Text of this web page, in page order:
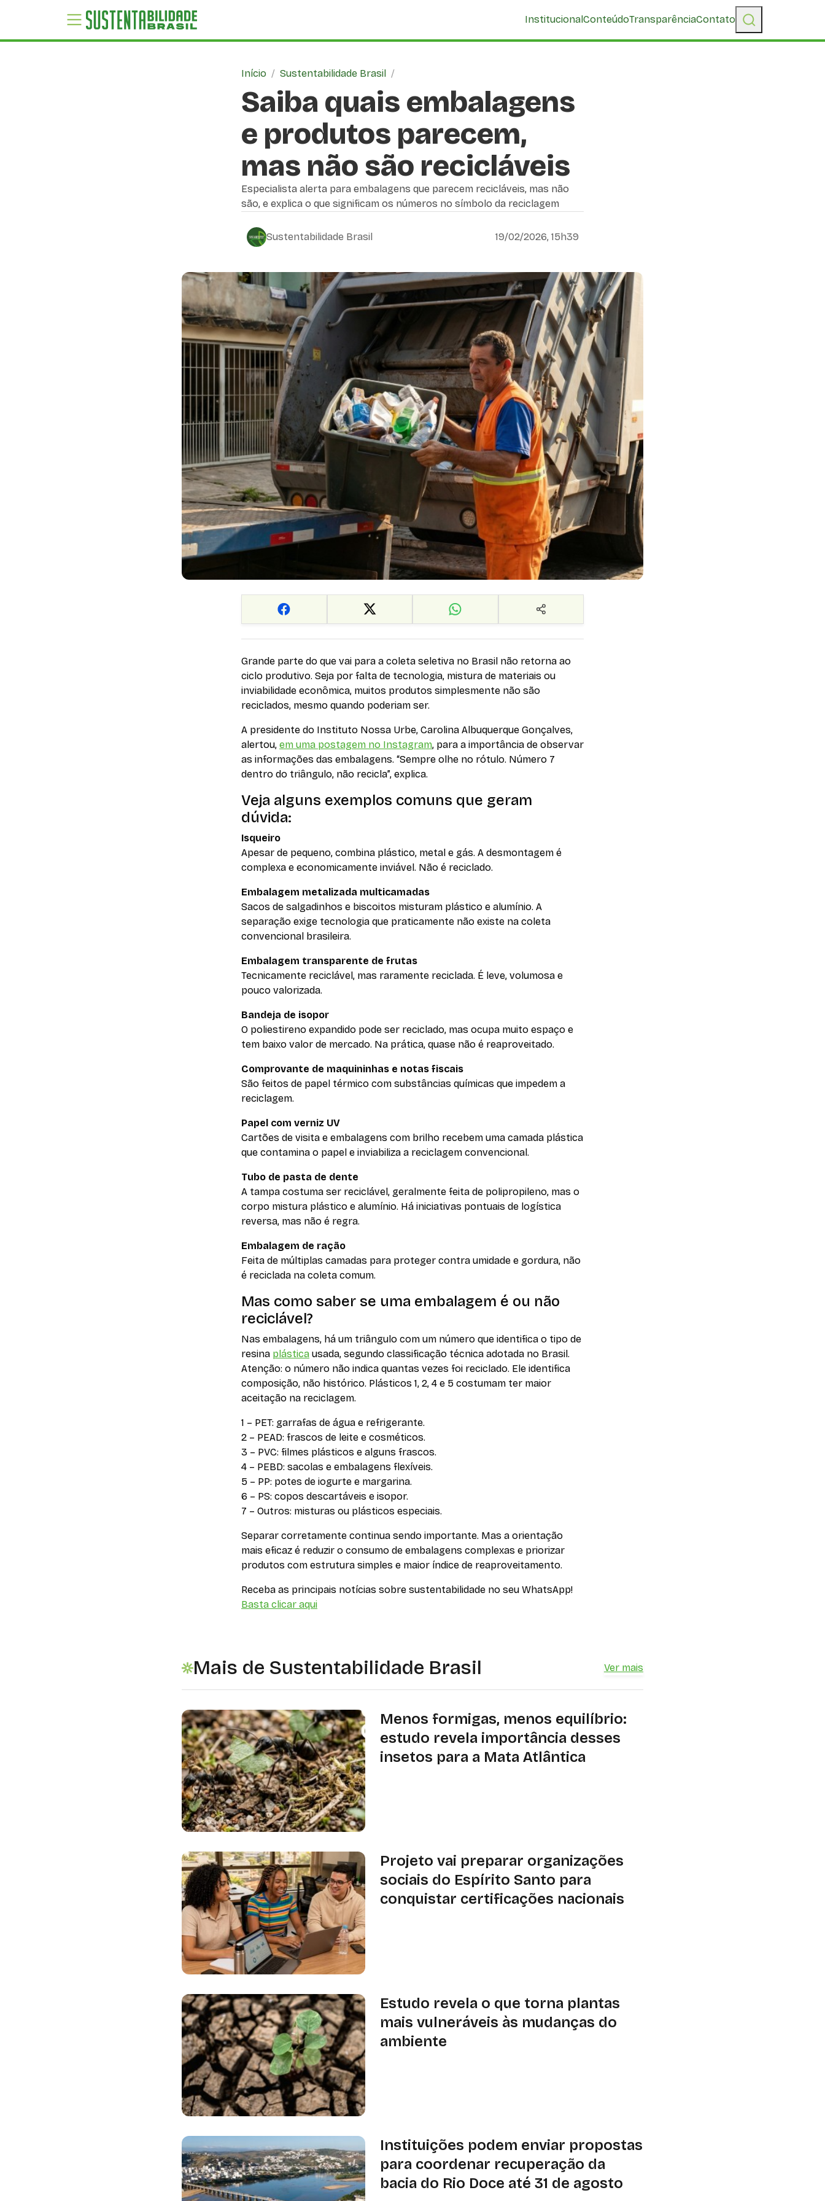
InstitucionalConteúdoTransparênciaContato
Início / Sustentabilidade Brasil /
Saiba quais embalagens
e produtos parecem,
mas não são recicláveis
Especialista alerta para embalagens que parecem recicláveis, mas não
são, e explica o que significam os números no símbolo da reciclagem
Sustentabilidade Brasil 19/02/2026, 15h39
Grande parte do que vai para a coleta seletiva no Brasil não retorna ao
ciclo produtivo. Seja por falta de tecnologia, mistura de materiais ou
inviabilidade econômica, muitos produtos simplesmente não são
reciclados, mesmo quando poderiam ser.
A presidente do Instituto Nossa Urbe, Carolina Albuquerque Gonçalves,
alertou, em uma postagem no Instagram, para a importância de observar
as informações das embalagens. “Sempre olhe no rótulo. Número 7
dentro do triângulo, não recicla”, explica.
Veja alguns exemplos comuns que geram
dúvida:
Isqueiro
Apesar de pequeno, combina plástico, metal e gás. A desmontagem é
complexa e economicamente inviável. Não é reciclado.
Embalagem metalizada multicamadas
Sacos de salgadinhos e biscoitos misturam plástico e alumínio. A
separação exige tecnologia que praticamente não existe na coleta
convencional brasileira.
Embalagem transparente de frutas
Tecnicamente reciclável, mas raramente reciclada. É leve, volumosa e
pouco valorizada.
Bandeja de isopor
O poliestireno expandido pode ser reciclado, mas ocupa muito espaço e
tem baixo valor de mercado. Na prática, quase não é reaproveitado.
Comprovante de maquininhas e notas fiscais
São feitos de papel térmico com substâncias químicas que impedem a
reciclagem.
Papel com verniz UV
Cartões de visita e embalagens com brilho recebem uma camada plástica
que contamina o papel e inviabiliza a reciclagem convencional.
Tubo de pasta de dente
A tampa costuma ser reciclável, geralmente feita de polipropileno, mas o
corpo mistura plástico e alumínio. Há iniciativas pontuais de logística
reversa, mas não é regra.
Embalagem de ração
Feita de múltiplas camadas para proteger contra umidade e gordura, não
é reciclada na coleta comum.
Mas como saber se uma embalagem é ou não
reciclável?
Nas embalagens, há um triângulo com um número que identifica o tipo de
resina plástica usada, segundo classificação técnica adotada no Brasil.
Atenção: o número não indica quantas vezes foi reciclado. Ele identifica
composição, não histórico. Plásticos 1, 2, 4 e 5 costumam ter maior
aceitação na reciclagem.
1 – PET: garrafas de água e refrigerante.
2 – PEAD: frascos de leite e cosméticos.
3 – PVC: filmes plásticos e alguns frascos.
4 – PEBD: sacolas e embalagens flexíveis.
5 – PP: potes de iogurte e margarina.
6 – PS: copos descartáveis e isopor.
7 – Outros: misturas ou plásticos especiais.
Separar corretamente continua sendo importante. Mas a orientação
mais eficaz é reduzir o consumo de embalagens complexas e priorizar
produtos com estrutura simples e maior índice de reaproveitamento.
Receba as principais notícias sobre sustentabilidade no seu WhatsApp!
Basta clicar aqui
Mais de Sustentabilidade Brasil Ver mais
Menos formigas, menos equilíbrio:
estudo revela importância desses
insetos para a Mata Atlântica
Projeto vai preparar organizações
sociais do Espírito Santo para
conquistar certificações nacionais
Estudo revela o que torna plantas
mais vulneráveis às mudanças do
ambiente
Instituições podem enviar propostas
para coordenar recuperação da
bacia do Rio Doce até 31 de agosto